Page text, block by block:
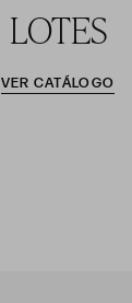
LOTES
VER CATÁLOGO